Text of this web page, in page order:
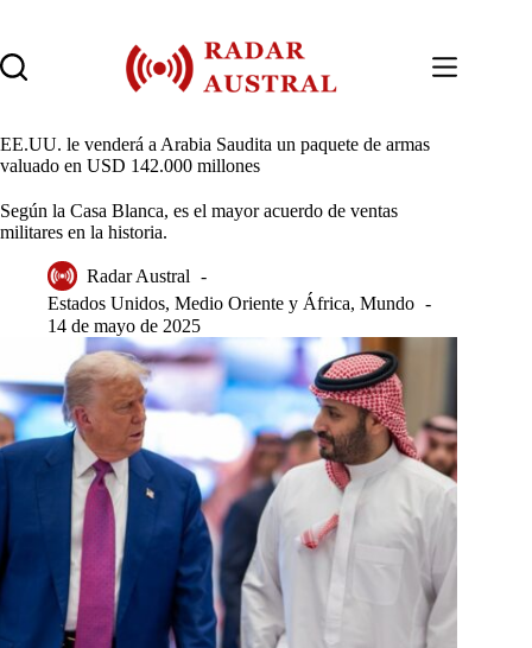
contenido
EE.UU. le venderá a Arabia Saudita un paquete de armas
valuado en USD 142.000 millones
Según la Casa Blanca, es el mayor acuerdo de ventas
militares en la historia.
Radar Austral
Estados Unidos, Medio Oriente y África, Mundo
14 de mayo de 2025